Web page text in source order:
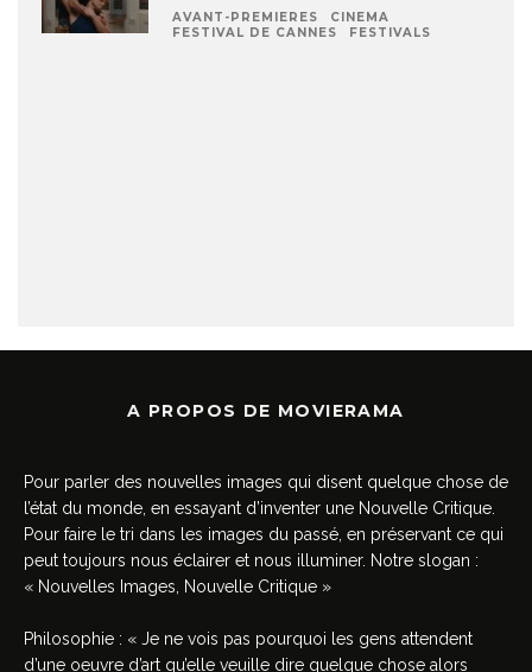
AVANT-PREMIERES
CINEMA
FESTIVAL DE CANNES
FESTIVALS
A PROPOS DE MOVIERAMA
Pour parler des nouvelles images qui disent quelque chose de
l’état du monde, en essayant d’inventer une Nouvelle Critique.
Pour faire le tri dans les images du passé, en préservant ce qui
peut toujours nous éclairer et nous illuminer. Notre slogan :
« Nouvelles Images, Nouvelle Critique »
Philosophie : « Je ne vois pas pourquoi les gens attendent
d’une oeuvre d’art qu’elle veuille dire quelque chose alors